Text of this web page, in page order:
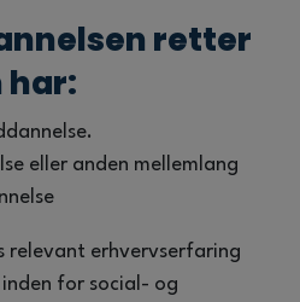
retter
har:
eller anden mellemlang
relevant erhvervserfaring
for social- og